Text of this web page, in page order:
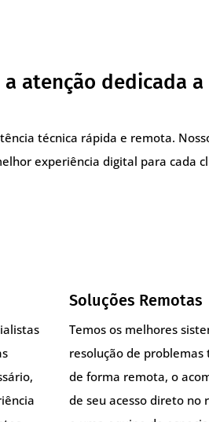
atenção dedicada
técnica rápida e remota.
experiência digital para cada
Soluções Remotas
Temos os melhores
resolução de problemas
de forma remota, o
de seu acesso direto no